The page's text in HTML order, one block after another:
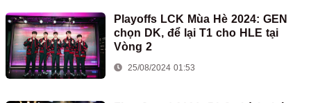
Playoffs LCK Mùa Hè 2024: GEN
chọn DK, để lại T1 cho HLE tại
Vòng 2
25/08/2024 01:53